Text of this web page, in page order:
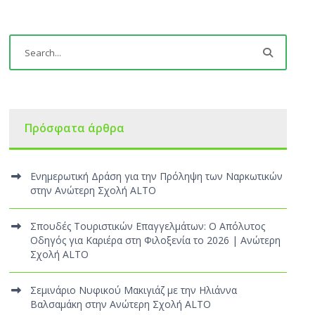
Πρόσφατα άρθρα
Ενημερωτική Δράση για την Πρόληψη των Ναρκωτικών
στην Ανώτερη Σχολή ALTO
Σπουδές Τουριστικών Επαγγελμάτων: Ο Απόλυτος
Οδηγός για Καριέρα στη Φιλοξενία το 2026 | Ανώτερη
Σχολή ALTO
Σεμινάριο Νυφικού Μακιγιάζ με την Ηλιάννα
Βαλσαμάκη στην Ανώτερη Σχολή ALTO